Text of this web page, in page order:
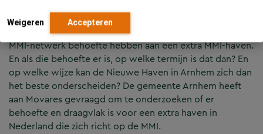
Weigeren Accepteren
ontwikkeling van een belangrijk knooppunt voor de
duurzame binnenvaart. De vraag is of de markt en het
MMI-netwerk behoefte hebben aan een extra MMI-haven.
En als die behoefte er is, op welke termijn is dat dan? En
op welke wijze kan de Nieuwe Haven in Arnhem zich dan
het beste onderscheiden? De gemeente Arnhem heeft
aan Movares gevraagd om te onderzoeken of er
behoefte en draagvlak is voor een extra haven in
Nederland die zich richt op de MMI.